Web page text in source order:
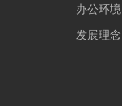
办公环境
发展理念